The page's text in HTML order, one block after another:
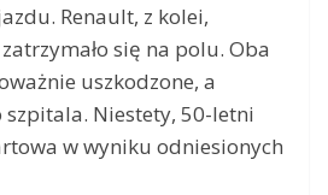
Renault, z kolei,
się na polu. Oba
uszkodzone, a
Niestety, 50-letni
w wyniku odniesionych